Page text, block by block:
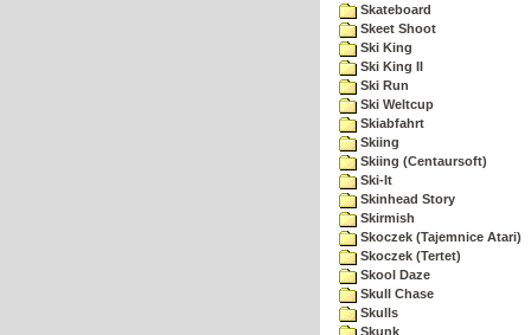
Skateboard
Skeet Shoot
Ski King
Ski King II
Ski Run
Ski Weltcup
Skiabfahrt
Skiing
Skiing (Centaursoft)
Ski-It
Skinhead Story
Skirmish
Skoczek (Tajemnice Atari)
Skoczek (Tertet)
Skool Daze
Skull Chase
Skulls
Skunk